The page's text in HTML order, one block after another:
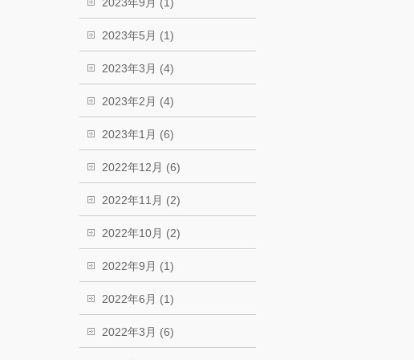
2023年5月 (1)
2023年3月 (4)
2023年2月 (4)
2023年1月 (6)
2022年12月 (6)
2022年11月 (2)
2022年10月 (2)
2022年9月 (1)
2022年6月 (1)
2022年3月 (6)